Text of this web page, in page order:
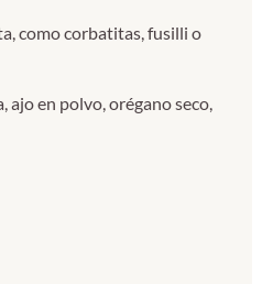
como corbatitas, fusilli o
ajo en polvo, orégano seco,